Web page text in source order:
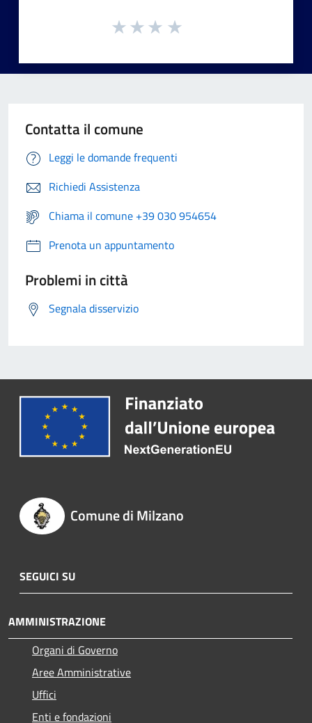
Contatta il comune
Leggi le domande frequenti
Richiedi Assistenza
Chiama il comune +39 030 954654
Prenota un appuntamento
Problemi in città
Segnala disservizio
Comune di Milzano
SEGUICI SU
AMMINISTRAZIONE
Organi di Governo
Aree Amministrative
Uffici
Enti e fondazioni